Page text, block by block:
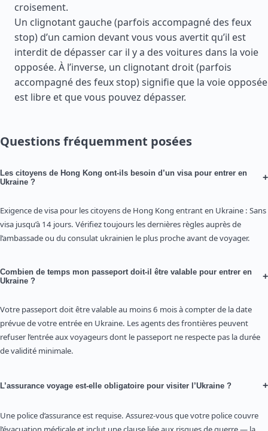
croisement.
Un clignotant gauche (parfois accompagné des feux
stop) d’un camion devant vous vous avertit qu’il est
interdit de dépasser car il y a des voitures dans la voie
opposée. À l’inverse, un clignotant droit (parfois
accompagné des feux stop) signifie que la voie opposée
est libre et que vous pouvez dépasser.
Questions fréquemment posées
Les citoyens de Hong Kong ont-ils besoin d’un visa pour entrer en
Ukraine ?
+
Exigence de visa pour les citoyens de Hong Kong entrant en Ukraine : Sans
visa jusqu’à 14 jours. Vérifiez toujours les dernières règles auprès de
l’ambassade ou du consulat ukrainien le plus proche avant de voyager.
Combien de temps mon passeport doit-il être valable pour entrer en
Ukraine ?
+
Votre passeport doit être valable au moins 6 mois à compter de la date
prévue de votre entrée en Ukraine. Les agents des frontières peuvent
refuser l’entrée aux voyageurs dont le passeport ne respecte pas la durée
de validité minimale.
L’assurance voyage est-elle obligatoire pour visiter l’Ukraine ? +
Une police d’assurance est requise. Assurez-vous que votre police couvre